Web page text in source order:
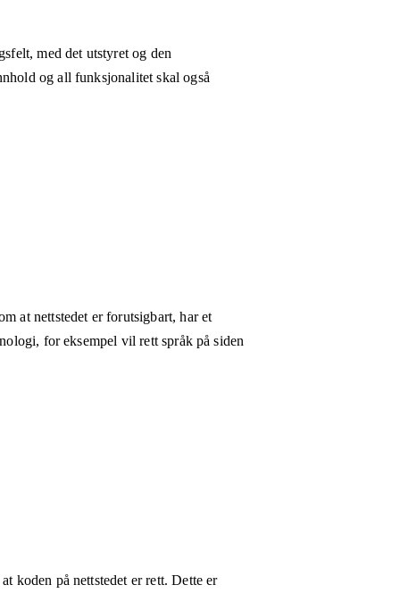
med det utstyret og den
og all funksjonalitet skal også
at nettstedet er forutsigbart, har et
for eksempel vil rett språk på siden
koden på nettstedet er rett. Dette er